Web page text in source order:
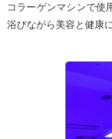
コラーゲンマシンで使
浴びながら美容と健康